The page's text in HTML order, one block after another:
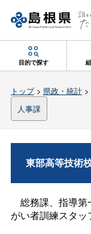
目的で探す
トップ> 県政・統計>
人事課
東部高等技術
総務課、指導第
がい者訓練スタッ